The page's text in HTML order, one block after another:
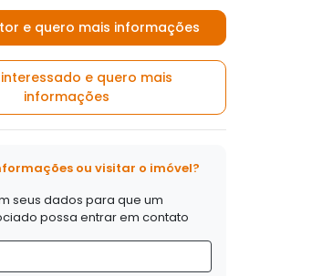
e quero mais informações
interessado e quero mais
informações
ou visitar o imóvel?
seus dados para que um
possa entrar em contato